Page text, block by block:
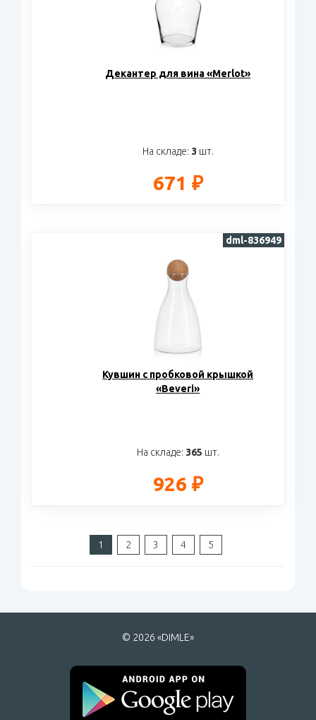
Декантер для вина «Merlot»
На складе: 3 шт.
671 ₽
Кувшин с пробковой крышкой
«Beveri»
На складе: 365 шт.
926 ₽
dml-836949
1 2 3 4 5
© 2026 «DIMLE»